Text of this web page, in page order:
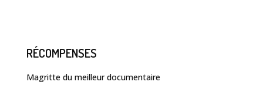
RÉCOMPENSES
Magritte du meilleur documentaire